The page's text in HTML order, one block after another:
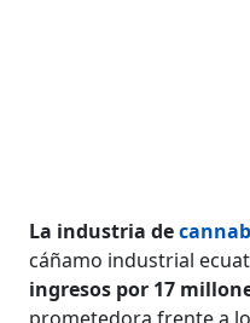
La industria de
cáñamo industrial
ingresos por 17